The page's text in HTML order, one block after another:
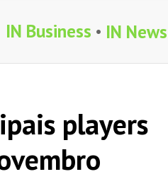
IN Business IN News
players